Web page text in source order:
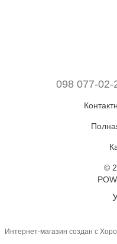
098 077-02-
©
Интернет-магазин создан с